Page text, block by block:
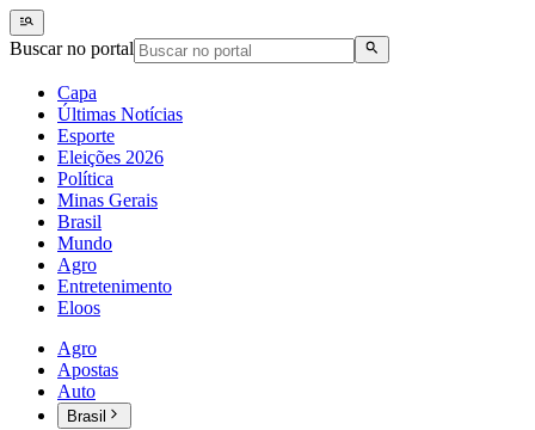
Buscar no portal
Capa
Últimas Notícias
Esporte
Eleições 2026
Política
Minas Gerais
Brasil
Mundo
Agro
Entretenimento
Eloos
Agro
Apostas
Auto
Brasil